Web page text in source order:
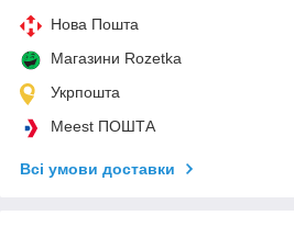
Нова Пошта
Магазини Rozetka
Укрпошта
Meest ПОШТА
Всі умови доставки